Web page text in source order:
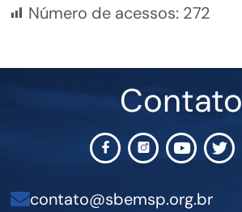
Número de acessos: 272
Contato
contato@sbemsp.org.br